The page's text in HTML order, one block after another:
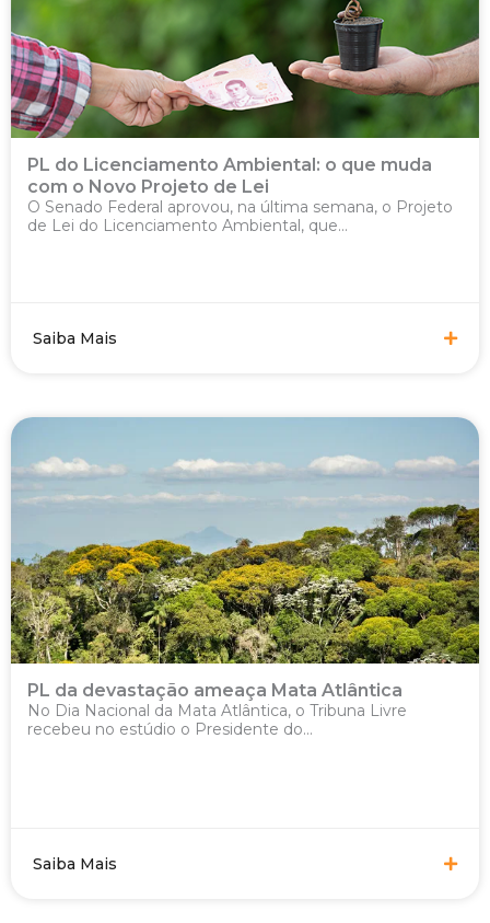
PL do Licenciamento Ambiental: o que muda
com o Novo Projeto de Lei
O Senado Federal aprovou, na última semana, o Projeto
de Lei do Licenciamento Ambiental, que...
Saiba Mais
PL da devastação ameaça Mata Atlântica
No Dia Nacional da Mata Atlântica, o Tribuna Livre
recebeu no estúdio o Presidente do...
Saiba Mais